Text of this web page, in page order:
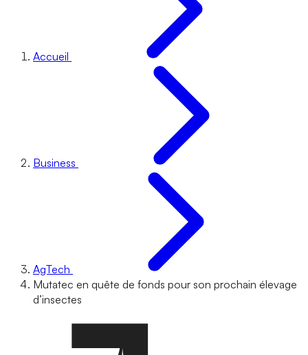
Accueil
Business
AgTech
Mutatec en quête de fonds pour son prochain élevage
d’insectes